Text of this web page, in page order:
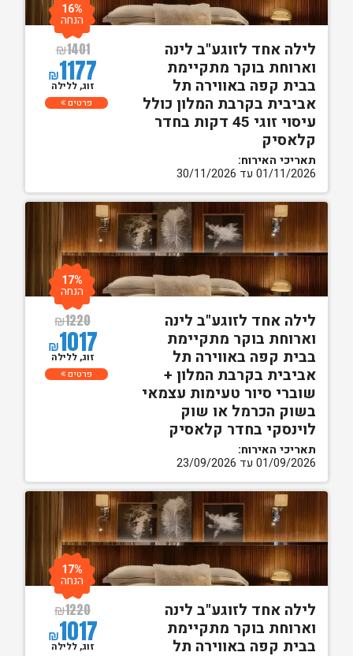
לילה אחד לזוגע"ב לינה
וארוחת בוקר מתקיימת
בבית קפה באווירה תל
אביבית בקרבת המלון כולל
עיסוי זוגי 45 דקות בחדר
קלאסיק
תאריכי האירוח:
01/11/2026 עד 30/11/2026
₪1401
₪1177
16%
הנחה
זוג, ללילה
פרטים
לילה אחד לזוגע"ב לינה
וארוחת בוקר מתקיימת
בבית קפה באווירה תל
אביבית בקרבת המלון +
שוברי סיור טעימות עצמאי
בשוק הכרמל או שוק
לוינסקי בחדר קלאסיק
תאריכי האירוח:
01/09/2026 עד 23/09/2026
₪1220
₪1017
17%
הנחה
זוג, ללילה
פרטים
לילה אחד לזוגע"ב לינה
וארוחת בוקר מתקיימת
בבית קפה באווירה תל
₪1220
₪1017
17%
הנחה
זוג, ללילה